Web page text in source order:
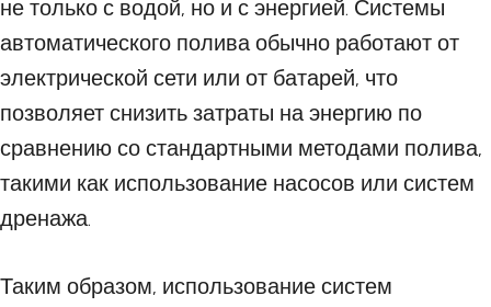
не только с водой, но и с энергией. Системы
автоматического полива обычно работают от
электрической сети или от батарей, что
позволяет снизить затраты на энергию по
сравнению со стандартными методами полива,
такими как использование насосов или систем
дренажа.
Таким образом, использование систем